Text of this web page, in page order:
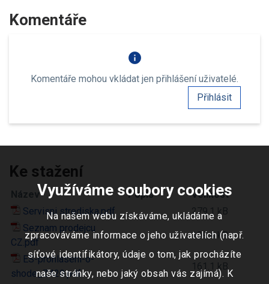
Komentáře
info
Komentáře mohou vkládat jen přihlášení uživatelé.
Přihlásit
Ke stažení
Název Popis
Velikost
Servisni strediska.pdf
279.1 kB
Seznam prodejcu
CZ.pdf
109.4 kB
ES-prohlaseni-o-
shode_Z420.pdf
161.1 kB
Využíváme soubory cookies
Na našem webu získáváme, ukládáme a
zpracováváme informace o jeho uživatelích (např.
síťové identifikátory, údaje o tom, jak procházíte
naše stránky, nebo jaký obsah vás zajímá). K